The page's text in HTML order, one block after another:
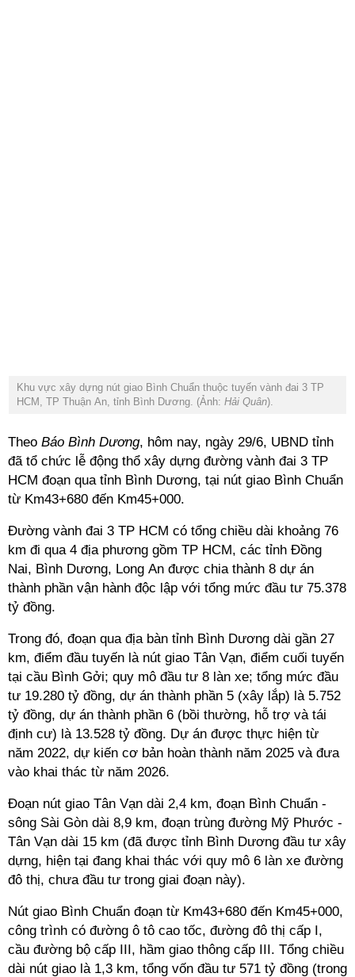
Khu vực xây dựng nút giao Bình Chuẩn thuộc tuyến vành đai 3 TP
HCM, TP Thuận An, tỉnh Bình Dương. (Ảnh: Hải Quân).
Theo Báo Bình Dương, hôm nay, ngày 29/6, UBND tỉnh
đã tổ chức lễ động thổ xây dựng đường vành đai 3 TP
HCM đoạn qua tỉnh Bình Dương, tại nút giao Bình Chuẩn
từ Km43+680 đến Km45+000.
Đường vành đai 3 TP HCM có tổng chiều dài khoảng 76
km đi qua 4 địa phương gồm TP HCM, các tỉnh Đồng
Nai, Bình Dương, Long An được chia thành 8 dự án
thành phần vận hành độc lập với tổng mức đầu tư 75.378
tỷ đồng.
Trong đó, đoạn qua địa bàn tỉnh Bình Dương dài gần 27
km, điểm đầu tuyến là nút giao Tân Vạn, điểm cuối tuyến
tại cầu Bình Gởi; quy mô đầu tư 8 làn xe; tổng mức đầu
tư 19.280 tỷ đồng, dự án thành phần 5 (xây lắp) là 5.752
tỷ đồng, dự án thành phần 6 (bồi thường, hỗ trợ và tái
định cư) là 13.528 tỷ đồng. Dự án được thực hiện từ
năm 2022, dự kiến cơ bản hoàn thành năm 2025 và đưa
vào khai thác từ năm 2026.
Đoạn nút giao Tân Vạn dài 2,4 km, đoạn Bình Chuẩn -
sông Sài Gòn dài 8,9 km, đoạn trùng đường Mỹ Phước -
Tân Vạn dài 15 km (đã được tỉnh Bình Dương đầu tư xây
dựng, hiện tại đang khai thác với quy mô 6 làn xe đường
đô thị, chưa đầu tư trong giai đoạn này).
Nút giao Bình Chuẩn đoạn từ Km43+680 đến Km45+000,
công trình có đường ô tô cao tốc, đường đô thị cấp I,
cầu đường bộ cấp III, hầm giao thông cấp III. Tổng chiều
dài nút giao là 1,3 km, tổng vốn đầu tư 571 tỷ đồng (trong